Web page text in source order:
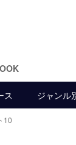
ス ジャンル
10